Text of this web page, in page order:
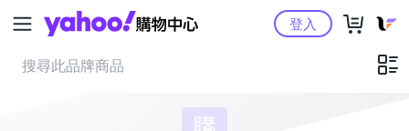
Yahoo購物中心登入